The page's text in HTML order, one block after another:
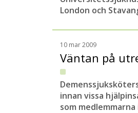
London och
10 mar 2009
Väntan på
innan vissa
som